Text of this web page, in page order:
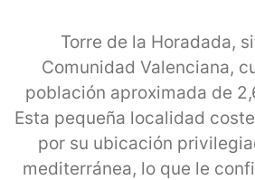
Torre de la Horadada,
Comunidad Valenciana,
población aproximada de
Esta pequeña localidad
por su ubicación
mediterránea, lo que le